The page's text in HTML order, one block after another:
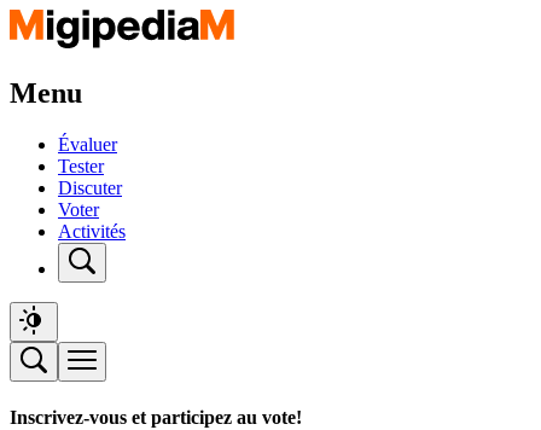
Menu
Évaluer
Tester
Discuter
Voter
Activités
Inscrivez-vous et participez au vote!